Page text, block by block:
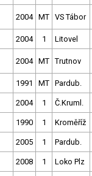
2004 MT VS Tábor
2004 1 Litovel
2004 MT Trutnov
1991 MT Pardub.
2004 1 Č.Kruml.
1990 1 Kroměříž
2005 1 Pardub.
2008 1 Loko Plz